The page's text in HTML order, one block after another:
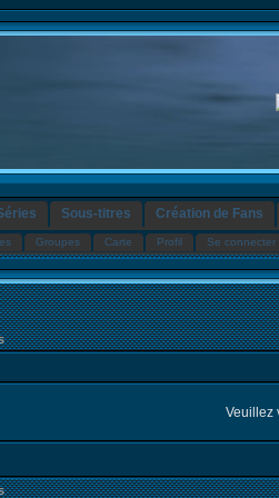
Sous-titres Création de Fans
Groupes Carte Profil Se connecter
Veuillez